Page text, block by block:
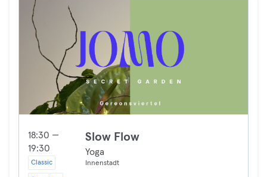
18:30 —
19:30
Classic
Slow Flow
Yoga
Innenstadt